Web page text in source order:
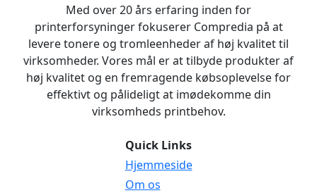
Med over 20 års erfaring inden for
printerforsyninger fokuserer Compredia på at
levere tonere og tromleenheder af høj kvalitet til
virksomheder. Vores mål er at tilbyde produkter af
høj kvalitet og en fremragende købsoplevelse for
effektivt og pålideligt at imødekomme din
virksomheds printbehov.
Quick Links
Hjemmeside
Om os